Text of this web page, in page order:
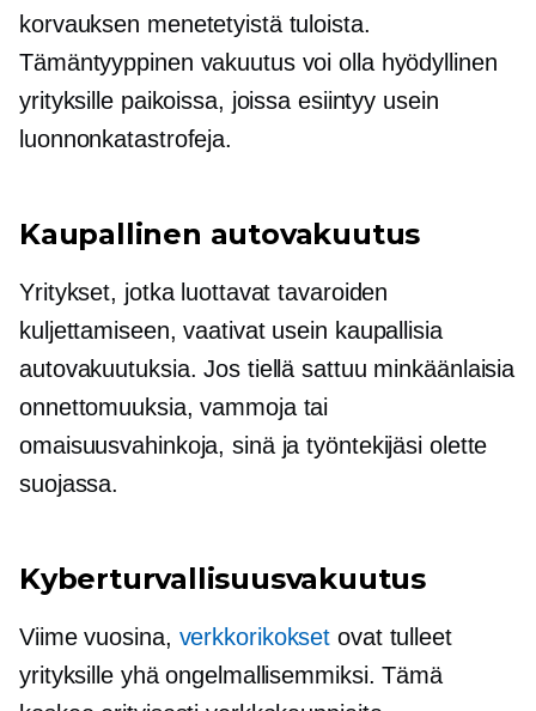
korvauksen menetetyistä tuloista.
Tämäntyyppinen vakuutus voi olla hyödyllinen
yrityksille paikoissa, joissa esiintyy usein
luonnonkatastrofeja.
Kaupallinen autovakuutus
Yritykset, jotka luottavat tavaroiden
kuljettamiseen, vaativat usein kaupallisia
autovakuutuksia. Jos tiellä sattuu minkäänlaisia
​​onnettomuuksia, vammoja tai
omaisuusvahinkoja, sinä ja työntekijäsi olette
suojassa.
Kyberturvallisuusvakuutus
Viime vuosina, verkkorikokset ovat tulleet
yrityksille yhä ongelmallisemmiksi. Tämä